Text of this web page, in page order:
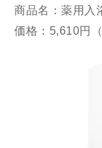
商品名：薬用入
価格：5,610円（